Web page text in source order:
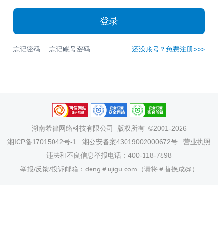
登录
忘记密码 忘记账号密码 还没账号？免费注册>>>
湖南希律网络科技有限公司
版权所有 ©2001-2026
湘ICP备17015042号-1
湘公安备案43019002000672号
营业执照
违法和不良信息举报电话：400-118-7898
举报/反馈/投诉邮箱：deng＃ujigu.com（请将＃替换成@）